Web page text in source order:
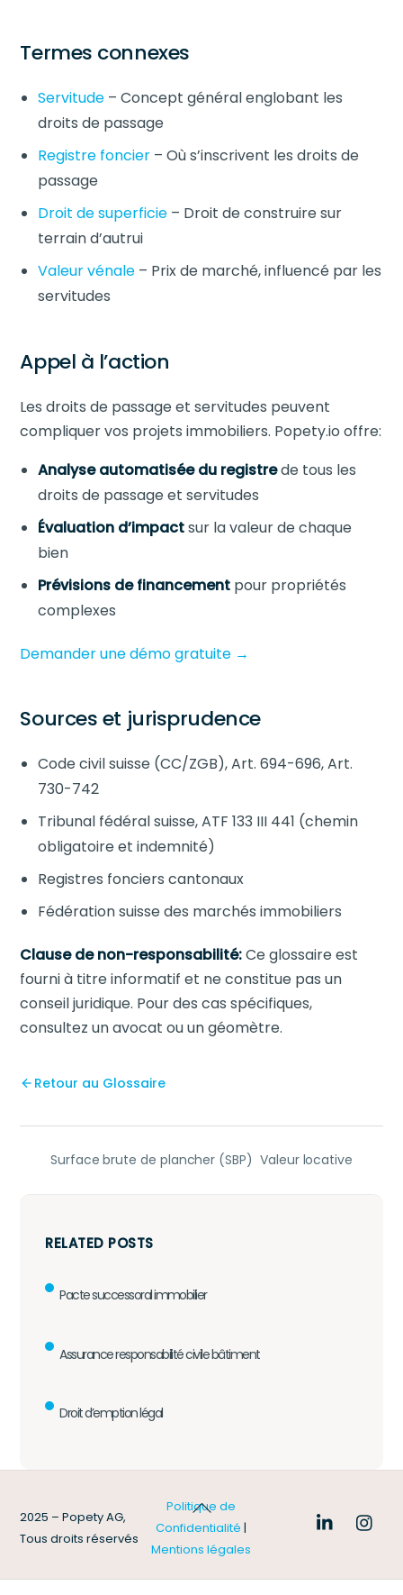
Termes connexes
Servitude – Concept général englobant les
droits de passage
Registre foncier – Où s’inscrivent les droits de
passage
Droit de superficie – Droit de construire sur
terrain d’autrui
Valeur vénale – Prix de marché, influencé par les
servitudes
Appel à l’action
Les droits de passage et servitudes peuvent
compliquer vos projets immobiliers. Popety.io offre:
Analyse automatisée du registrede tous les
droits de passage et servitudes
Évaluation d’impactsur la valeur de chaque
bien
Prévisions de financement pour propriétés
complexes
Demander une démo gratuite →
Sources et jurisprudence
Code civil suisse (CC/ZGB), Art. 694-696, Art.
730-742
Tribunal fédéral suisse, ATF 133 III 441 (chemin
obligatoire et indemnité)
Registres fonciers cantonaux
Fédération suisse des marchés immobiliers
Clause de non-responsabilité:Ce glossaire est
fourni à titre informatif et ne constitue pas un
conseil juridique. Pour des cas spécifiques,
consultez un avocat ou un géomètre.
Retour au Glossaire
Surface brute de plancher (SBP) Valeur locative
RELATED POSTS
Pacte successoral immobilier
Assurance responsabilité civile bâtiment
Droit d’emption légal
Back
To
Top
2025 – Popety AG,
Tous droits réservés
Politique de
Confidentialité |
Mentions légales